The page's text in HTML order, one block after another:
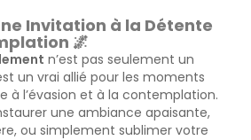
Invitation à la Détente
🌌
n’est pas seulement un
un vrai allié pour les moments
à l’évasion et à la contemplation.
une ambiance apaisante,
ou simplement sublimer votre